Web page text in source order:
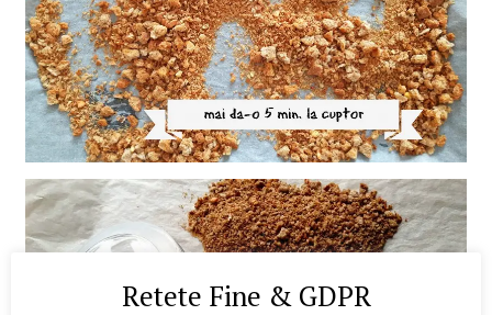
Retete Fine & GDPR